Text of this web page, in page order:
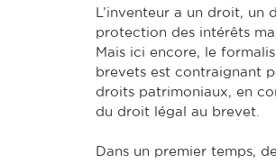
L’inventeur a un droit, un
protection des intérêts
Mais ici encore, le
brevets est contraignant
droits patrimoniaux, en
du droit légal au brevet.
Dans un premier temps,